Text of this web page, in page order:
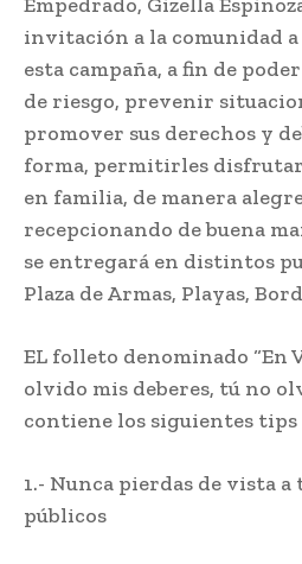
Empedrado, Gizella
invitación a la comunidad
esta campaña, a fin de
de riesgo, prevenir
promover sus derechos y
forma, permitirles disfrutar
en familia, de manera
recepcionando de buena
se entregará en distintos
Plaza de Armas, Playas,
EL folleto denominado “En
olvido mis deberes, tú no
contiene los siguientes tips
1.- Nunca pierdas de vista
públicos